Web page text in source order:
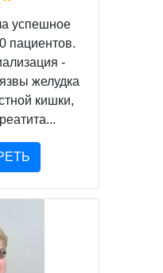
успешное
пациентов.
-
желудка
кишки,